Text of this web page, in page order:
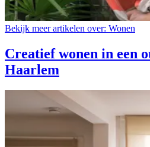
Bekijk meer artikelen over: Wonen
Creatief wonen in een
Haarlem